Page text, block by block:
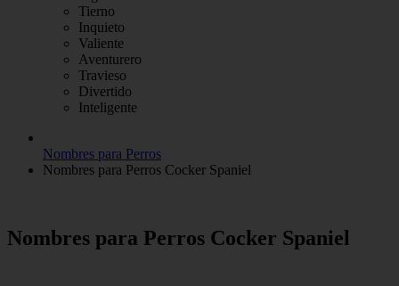
Tierno
Inquieto
Valiente
Aventurero
Travieso
Divertido
Inteligente
Nombres para Perros
Nombres para Perros Cocker Spaniel
Nombres para Perros Cocker Spaniel